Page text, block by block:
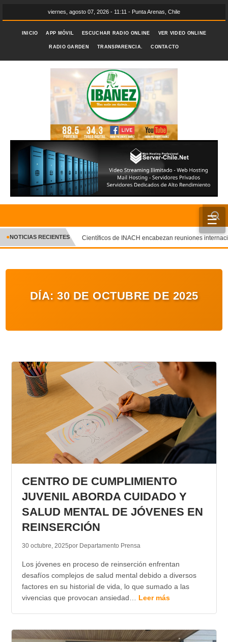
viernes, agosto 07, 2026 - 11:11 - Punta Arenas, Chile
INICIO APP MÓVIL ESCUCHAR RADIO ONLINE VER VIDEO ONLINE
RADIO GARDEN TRANSPARENCIA. CONTACTO
☰
INICIO
CRÓNICA
ENTRETENIMIENTO Y CULTURA
AUDIOS
VIDEOS
GALERIA DE FOTOS
APP MÓVIL
NOTICIAS RECIENTES Científicos de INACH encabezan reuniones
DÍA: 30 DE OCTUBRE DE 2025
CENTRO DE CUMPLIMIENTO
JUVENIL ABORDA CUIDADO Y
SALUD MENTAL DE JÓVENES EN
REINSERCIÓN
30 octubre, 2025por Departamento Prensa
Los jóvenes en proceso de reinserción enfrentan
desafíos complejos de salud mental debido a diversos
factores en su historial de vida, lo que sumado a las
vivencias que provocan ansiedad… Leer más